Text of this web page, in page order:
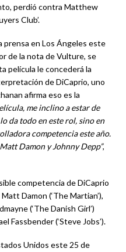
perdió contra Matthew
Club’.
prensa en Los Ángeles este
de la nota de Vulture, se
película le concederá la
de DiCaprio, uno
afirma eso es la
me inclino a estar de
da todo en este rol, sino en
competencia este año.
Damon y Johnny Depp”,
competencia de DiCaprio
Damon (‘The Martian’),
(‘The Danish Girl’)
Fassbender (‘Steve Jobs’).
Unidos este 25 de